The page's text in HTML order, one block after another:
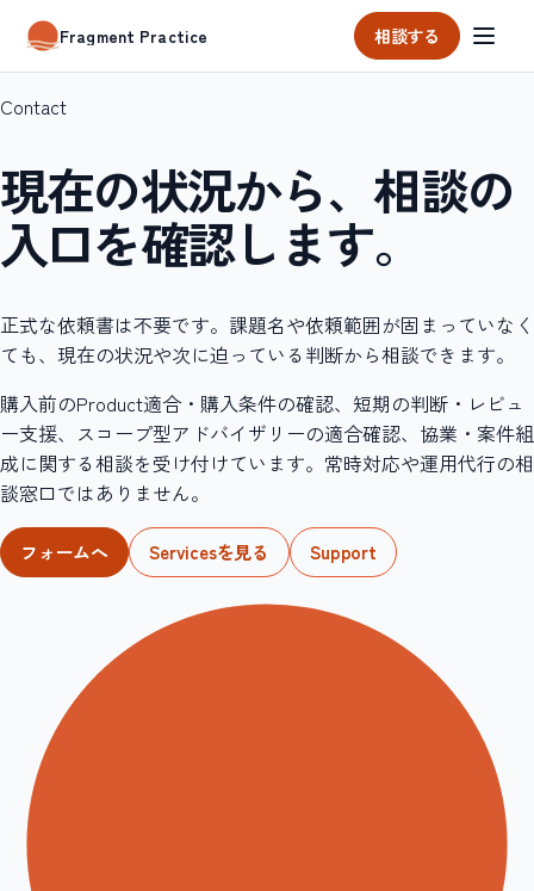
Fragment Practice 相談する
Contact
現在の状況から、相談の
入口を確認します。
正式な依頼書は不要です。課題名や依頼範囲が固まっていなく
ても、現在の状況や次に迫っている判断から相談できます。
購入前のProduct適合・購入条件の確認、短期の判断・レビュ
ー支援、スコープ型アドバイザリーの適合確認、協業・案件組
成に関する相談を受け付けています。常時対応や運用代行の相
談窓口ではありません。
フォームへ Servicesを見る Support